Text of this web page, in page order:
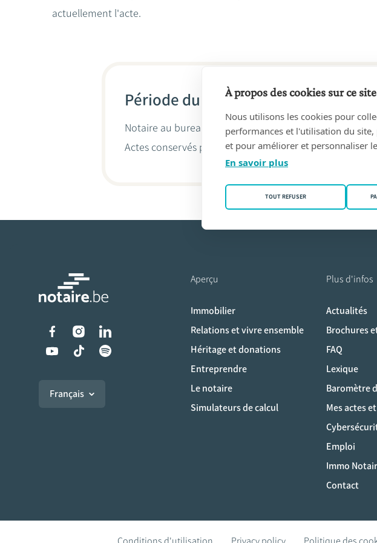
actuellement l'acte.
Période du 06/03/2020 au aujourd'hui
Notaire au bureau INDEKEU & TYSKENS, geassocieerde
Actes conservés par
Anita Indekeu
Liens vers les réseaux sociaux
Français
Aperçu
Immobilier
Relations et vivre ensemble
Héritage et donations
Entreprendre
Le notaire
Simulateurs de calcul
Plus d'infos
Actualités
Brochures
FAQ
Lexique
Baromètre
Mes actes
Emploi
Immo
Contact
À propos des cookies sur ce site
Nous utilisons les cookies pour
performances et l'utilisation du
et pour améliorer et personnaliser
En savoir plus
TOUT REFUSER